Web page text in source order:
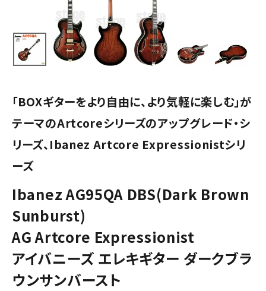
「BOXギターをより自由に、より気軽に楽しむ」が
テーマのArtcoreシリーズのアップグレード・シ
リーズ、Ibanez Artcore Expressionistシリ
ーズ
Ibanez AG95QA DBS(Dark Brown
Sunburst)
AG Artcore Expressionist
アイバニーズ エレキギター ダークブラ
ウンサンバースト